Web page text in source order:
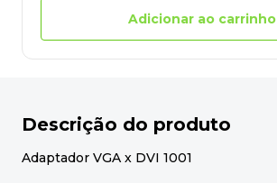
Adicionar ao carrinho
Descrição do produto
Adaptador VGA x DVI 1001